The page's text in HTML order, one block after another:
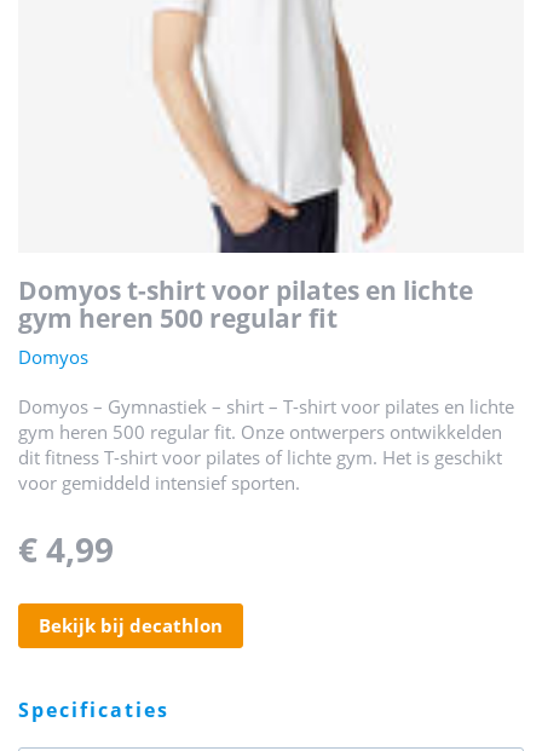
domyos t-shirt voor pilates en lichte
gym heren 500 regular fit
Domyos
Domyos – Gymnastiek – shirt – T-shirt voor pilates en lichte
gym heren 500 regular fit. Onze ontwerpers ontwikkelden
dit fitness T-shirt voor pilates of lichte gym. Het is geschikt
voor gemiddeld intensief sporten.
€ 4,99
bekijk bij decathlon
specificaties